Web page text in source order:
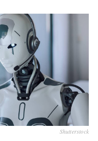
Shutterstock